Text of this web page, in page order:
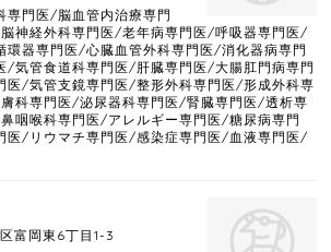
専門医/脳血管内治療専門
神経外科専門医/老年病専門医/呼吸器専門医/
環器専門医/心臓血管外科専門医/消化器病専門
/気管食道科専門医/肝臓専門医/大腸肛門病専門
医/気管支鏡専門医/整形外科専門医/形成外科専
科専門医/泌尿器科専門医/腎臓専門医/透析専
咽喉科専門医/アレルギー専門医/糖尿病専門
医/リウマチ専門医/感染症専門医/血液専門医/
富岡東6丁目1-3